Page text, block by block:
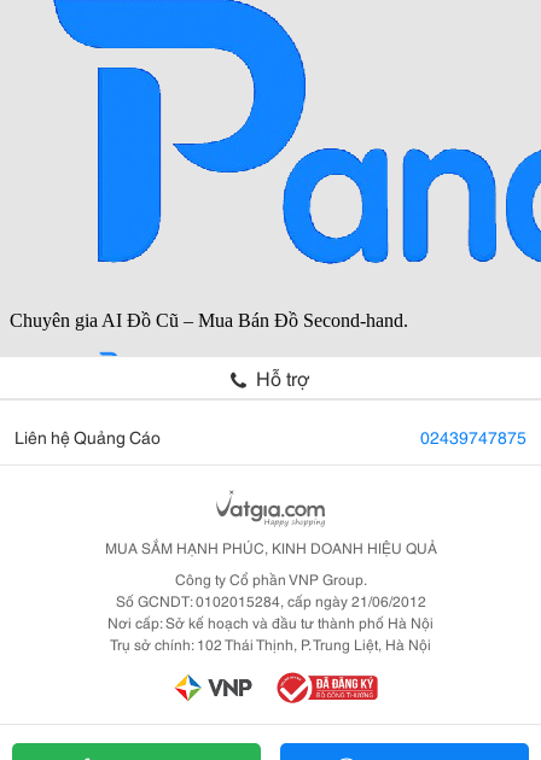
Hỗ trợ
Liên hệ Quảng Cáo 02439747875
MUA SẮM HẠNH PHÚC, KINH DOANH HIỆU QUẢ
Công ty Cổ phần VNP Group.
Số GCNDT: 0102015284, cấp ngày 21/06/2012
Nơi cấp: Sở kế hoạch và đầu tư thành phố Hà Nội
Trụ sở chính: 102 Thái Thịnh, P. Trung Liệt, Hà Nội